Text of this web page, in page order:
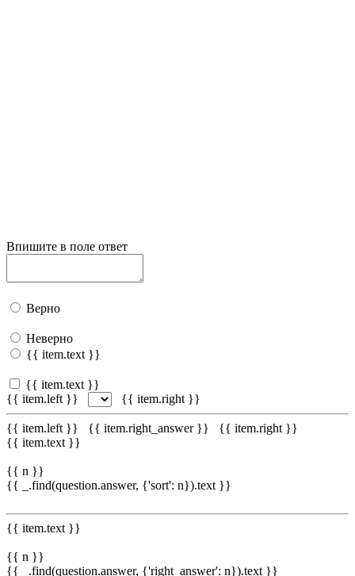
Впишите в поле ответ
Верно
Неверно
{{ item.text }}
{{ item.text }}
{{ item.left }}
{{ item.right }}
{{ item.left }} {{ item.right_answer }}
{{ item.right }}
{{ item.text }}
{{ n }}
{{ _.find(question.answer, {'sort': n}).text }}
{{ item.text }}
{{ n }}
{{ _.find(question.answer, {'right_answer': n}).text }}